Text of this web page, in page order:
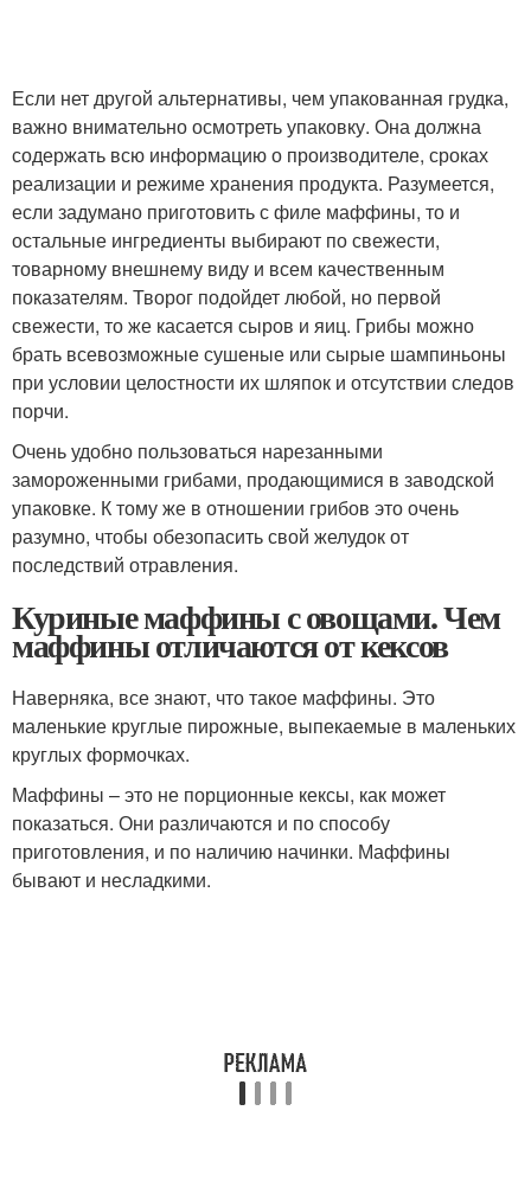
Если нет другой альтернативы, чем упакованная грудка,
важно внимательно осмотреть упаковку. Она должна
содержать всю информацию о производителе, сроках
реализации и режиме хранения продукта. Разумеется,
если задумано приготовить с филе маффины, то и
остальные ингредиенты выбирают по свежести,
товарному внешнему виду и всем качественным
показателям. Творог подойдет любой, но первой
свежести, то же касается сыров и яиц. Грибы можно
брать всевозможные сушеные или сырые шампиньоны
при условии целостности их шляпок и отсутствии следов
порчи.
Очень удобно пользоваться нарезанными
замороженными грибами, продающимися в заводской
упаковке. К тому же в отношении грибов это очень
разумно, чтобы обезопасить свой желудок от
последствий отравления.
Куриные маффины с овощами. Чем
маффины отличаются от кексов
Наверняка, все знают, что такое маффины. Это
маленькие круглые пирожные, выпекаемые в маленьких
круглых формочках.
Маффины – это не порционные кексы, как может
показаться. Они различаются и по способу
приготовления, и по наличию начинки. Маффины
бывают и несладкими.